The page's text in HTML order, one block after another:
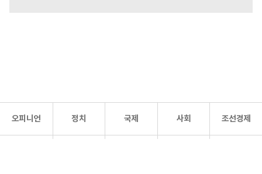
오피니언 정치 국제 사회 조선경제